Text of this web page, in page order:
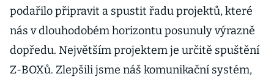
podařilo připravit a spustit řadu projektů, které
nás v dlouhodobém horizontu posunuly výrazně
dopředu. Největším projektem je určitě spuštění
Z-BOXů. Zlepšili jsme náš komunikační systém,